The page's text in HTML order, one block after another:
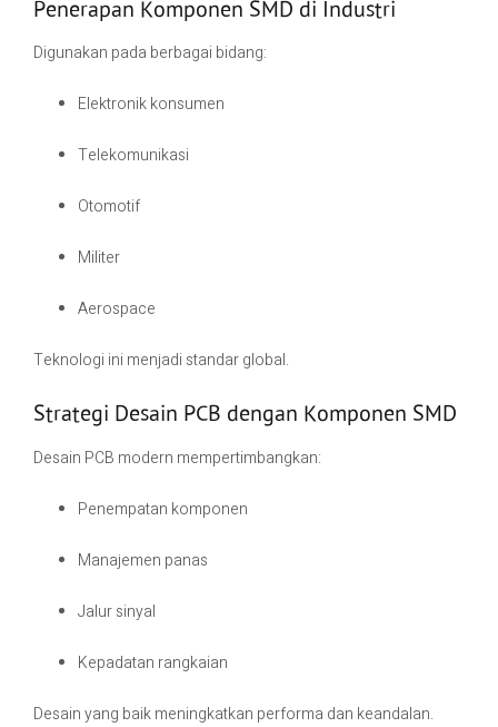
Penerapan Komponen SMD di Industri
Digunakan pada berbagai bidang:
Elektronik konsumen
Telekomunikasi
Otomotif
Militer
Aerospace
Teknologi ini menjadi standar global.
Strategi Desain PCB dengan Komponen SMD
Desain PCB modern mempertimbangkan:
Penempatan komponen
Manajemen panas
Jalur sinyal
Kepadatan rangkaian
Desain yang baik meningkatkan performa dan keandalan.